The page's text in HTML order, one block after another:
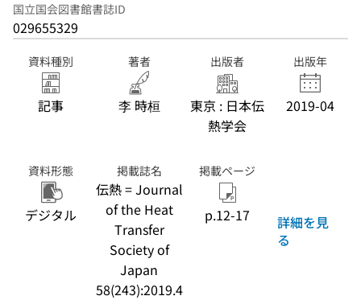
国立国会図書館書誌ID
029655329
資料種別
記事
著者
李 時桓
出版者
東京 : 日本伝
熱学会
出版年
2019-04
資料形態
デジタル
掲載誌名
伝熱 = Journal
of the Heat
Transfer
Society of
Japan
58(243):2019.4
掲載ページ
p.12-17
詳細を見
る